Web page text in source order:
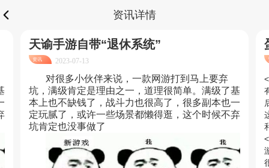
资讯详情
天谕手游自带“退休系统”
资讯 2023-07-13
对很多小伙伴来说，一款网游打到马上要弃
坑，满级肯定是理由之一，道理很简单。满级了基
本上也不缺钱了，战斗力也很高了，很多副本也一
定玩腻了，或许一些场景都懒得逛，这个时候不弃
坑肯定也没事做了